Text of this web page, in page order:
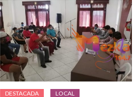
DESTACADA LOCAL